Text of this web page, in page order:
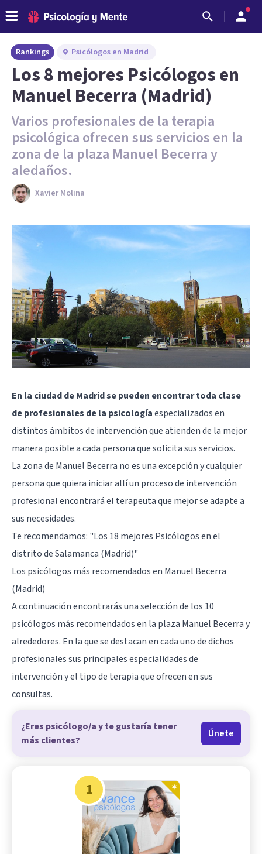
Rankings Psicólogos en Madrid
Los 8 mejores Psicólogos en
Manuel Becerra (Madrid)
Varios profesionales de la terapia
psicológica ofrecen sus servicios en la
zona de la plaza Manuel Becerra y
aledaños.
Xavier Molina
En la ciudad de Madrid se pueden encontrar toda clase
de profesionales de la psicologíaespecializados en
distintos ámbitos de intervención que atienden de la mejor
manera posible a cada persona que solicita sus servicios.
La zona de Manuel Becerra no es una excepción y cualquier
persona que quiera iniciar allí un proceso de intervención
profesional encontrará el terapeuta que mejor se adapte a
sus necesidades.
Te recomendamos: "Los 18 mejores Psicólogos en el
distrito de Salamanca (Madrid)"
Los psicólogos más recomendados en Manuel Becerra
(Madrid)
A continuación encontrarás una selección de los 10
psicólogos más recomendados en la plaza Manuel Becerra y
alrededores. En la que se destacan en cada uno de dichos
profesionales sus principales especialidades de
intervención y el tipo de terapia que ofrecen en sus
consultas.
¿Eres psicólogo/a y te gustaría tener
más clientes?
Únete
1